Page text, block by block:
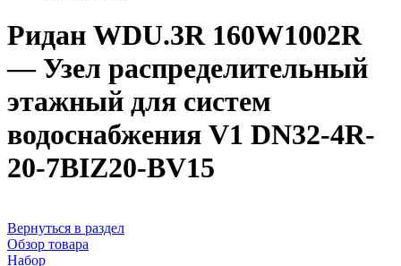
Ридан WDU.3R 160W1002R
— Узел распределительный
этажный для систем
водоснабжения V1 DN32-4R-
20-7BIZ20-BV15
Вернуться в раздел
Обзор товара
Набор